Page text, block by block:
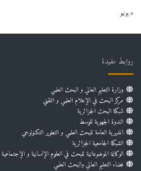
« يونيو
روابط مفيدة
وزارة التعليم العالي و البحث العلمي
مركز البحث في الإعلام العلمي و التقني
شبكة البحث الجزائرية
الندوة الجهوية للوسط
المديرية العامة للبحث العلمي و التطوير التكنولوجي
الشبكة الجامعية الجزائرية
الوكالة الموضوعاتية للبحث في العلوم الإنسانية و الإجتماعية
فضاء التعليم العالي والبحث العلمي